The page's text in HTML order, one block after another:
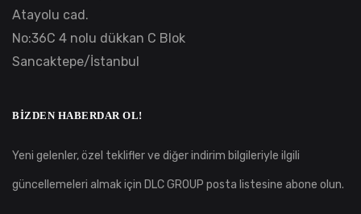
Atayolu cad.
No:36C 4 nolu dükkan C Blok
Sancaktepe/İstanbul
BIZDEN HABERDAR OL!
Yeni gelenler, özel teklifler ve diğer indirim bilgileriyle ilgili
güncellemeleri almak için DLC GROUP posta listesine abone olun.